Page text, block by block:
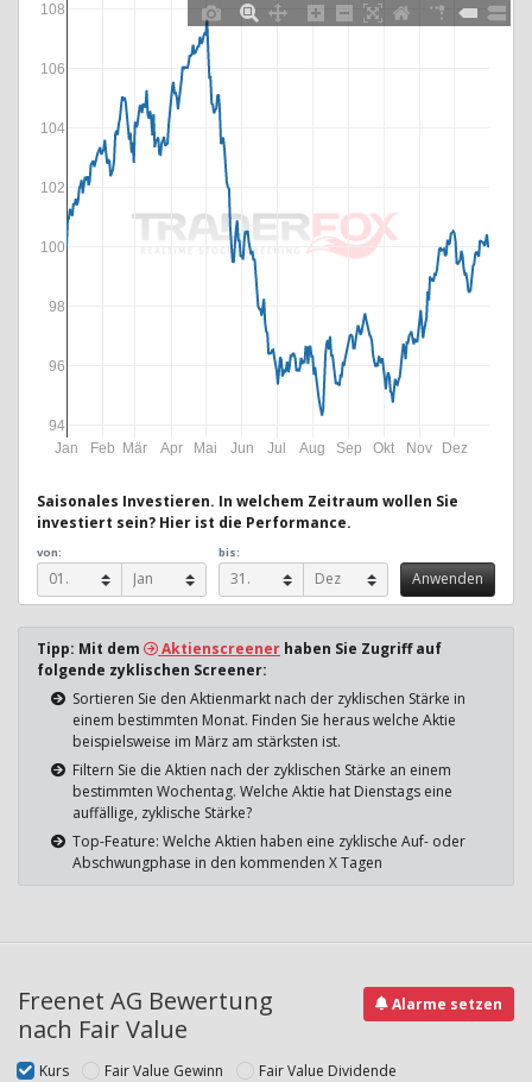
Jan Feb Mär Apr Mai Jun Jul Aug Sep Okt Nov Dez
94
96
98
100
102
104
106
108
Saisonales Investieren. In welchem Zeitraum wollen Sie
investiert sein? Hier ist die Performance.
von: bis:
Tipp: Mit dem Aktienscreener haben Sie Zugriff auf
folgende zyklischen Screener:
Sortieren Sie den Aktienmarkt nach der zyklischen Stärke in
einem bestimmten Monat. Finden Sie heraus welche Aktie
beispielsweise im März am stärksten ist.
Filtern Sie die Aktien nach der zyklischen Stärke an einem
bestimmten Wochentag. Welche Aktie hat Dienstags eine
auffällige, zyklische Stärke?
Top-Feature: Welche Aktien haben eine zyklische Auf- oder
Abschwungphase in den kommenden X Tagen
Freenet AG Bewertung
nach Fair Value
Alarme setzen
Kurs Fair Value Gewinn
Fair Value Dividende